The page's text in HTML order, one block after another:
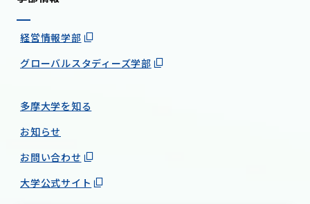
経営情報学部
グローバルスタディーズ学部
多摩大学を知る
お知らせ
お問い合わせ
大学公式サイト